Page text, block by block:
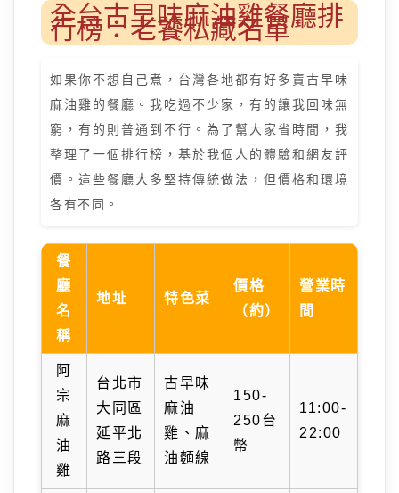
全台古早味麻油雞餐廳排
行榜：老饕私藏名單
如果你不想自己煮，台灣各地都有好多賣古早味
麻油雞的餐廳。我吃過不少家，有的讓我回味無
窮，有的則普通到不行。為了幫大家省時間，我
整理了一個排行榜，基於我個人的體驗和網友評
價。這些餐廳大多堅持傳統做法，但價格和環境
各有不同。
餐
廳
名
稱
地址 特色菜
價格
（約）
營業時
間
阿
宗
麻
油
雞
台北市
大同區
延平北
路三段
古早味
麻油
雞、麻
油麵線
150-
250台
幣
11:00-
22:00